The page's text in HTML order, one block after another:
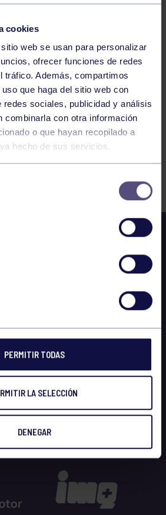
cookies
web se usan para personalizar
ofrecer funciones de redes
tráfico. Además, compartimos
que haga del sitio web con
redes sociales, publicidad y análisis
combinarla con otra información
o que hayan recopilado a
hecho de sus servicios.
PERMITIR TODAS
LA SELECCIÓN
DENEGAR
CODEMA – RGCC FA
538 539 540 541 542